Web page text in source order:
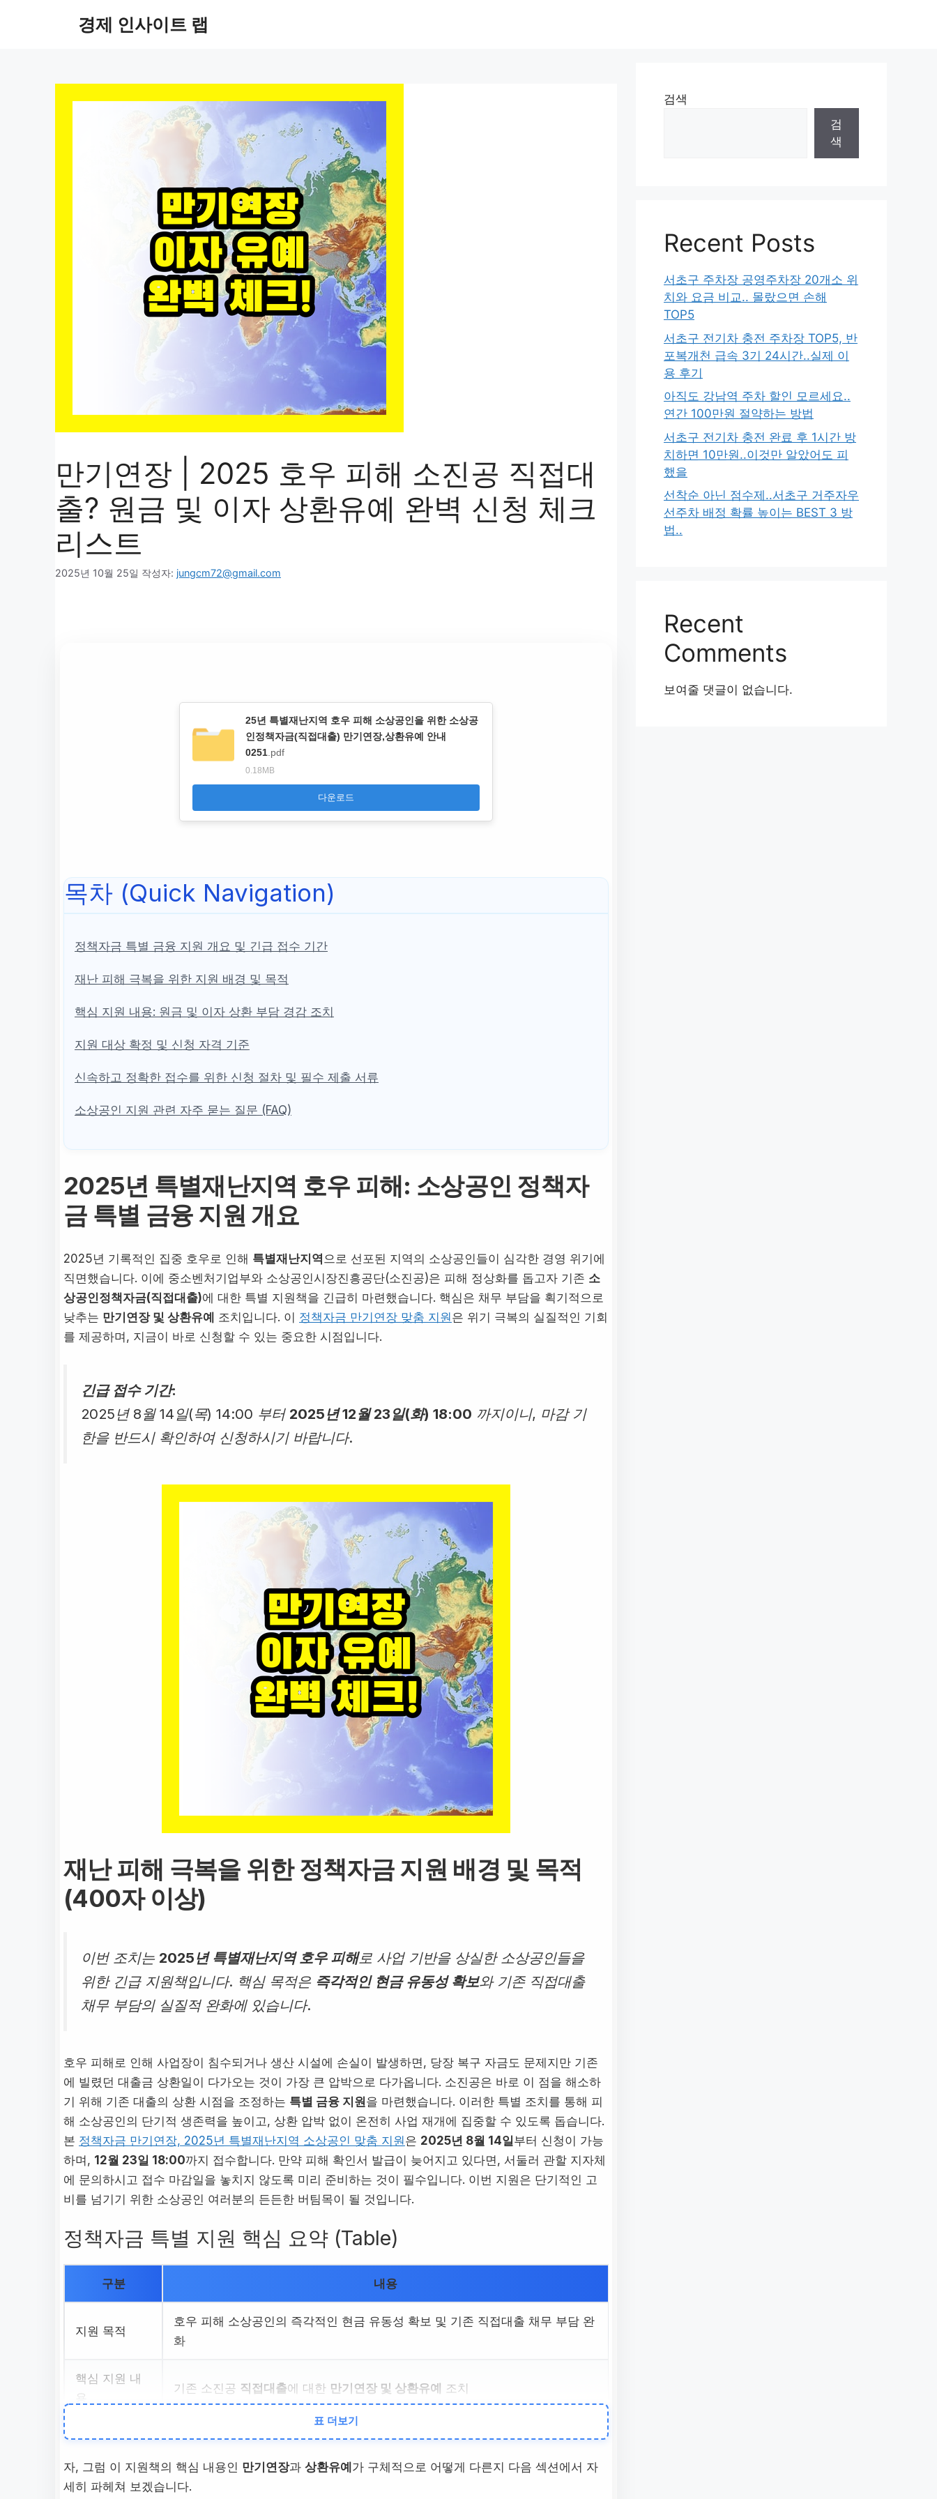
경제 인사이트 랩
만기연장 | 2025 호우 피해 소진공 직접대
출? 원금 및 이자 상환유예 완벽 신청 체크
리스트
2025년 10월 25일 작성자: jungcm72@gmail.com
25년 특별재난지역 호우 피해 소상공인을 위한 소상공
인정책자금(직접대출) 만기연장,상환유예 안내
0251 .pdf
0.18MB
다운로드
목차 (Quick Navigation)
정책자금 특별 금융 지원 개요 및 긴급 접수 기간
재난 피해 극복을 위한 지원 배경 및 목적
핵심 지원 내용: 원금 및 이자 상환 부담 경감 조치
지원 대상 확정 및 신청 자격 기준
신속하고 정확한 접수를 위한 신청 절차 및 필수 제출 서류
소상공인 지원 관련 자주 묻는 질문 (FAQ)
2025년 특별재난지역 호우 피해: 소상공인 정책자
금 특별 금융 지원 개요
2025년 기록적인 집중 호우로 인해 특별재난지역으로 선포된 지역의 소상공인들이 심각한 경영 위기에
직면했습니다. 이에 중소벤처기업부와 소상공인시장진흥공단(소진공)은 피해 정상화를 돕고자 기존 소
상공인정책자금(직접대출)에 대한 특별 지원책을 긴급히 마련했습니다. 핵심은 채무 부담을 획기적으로
낮추는 만기연장 및 상환유예 조치입니다. 이 정책자금 만기연장 맞춤 지원은 위기 극복의 실질적인 기회
를 제공하며, 지금이 바로 신청할 수 있는 중요한 시점입니다.
긴급 접수 기간:
2025년 8월 14일(목) 14:00 부터 2025년 12월 23일(화) 18:00 까지이니, 마감 기
한을 반드시 확인하여 신청하시기 바랍니다.
재난 피해 극복을 위한 정책자금 지원 배경 및 목적
(400자 이상)
이번 조치는 2025년 특별재난지역 호우 피해로 사업 기반을 상실한 소상공인들을
위한 긴급 지원책입니다. 핵심 목적은 즉각적인 현금 유동성 확보와 기존 직접대출
채무 부담의 실질적 완화에 있습니다.
호우 피해로 인해 사업장이 침수되거나 생산 시설에 손실이 발생하면, 당장 복구 자금도 문제지만 기존
에 빌렸던 대출금 상환일이 다가오는 것이 가장 큰 압박으로 다가옵니다. 소진공은 바로 이 점을 해소하
기 위해 기존 대출의 상환 시점을 조정하는 특별 금융 지원을 마련했습니다. 이러한 특별 조치를 통해 피
해 소상공인의 단기적 생존력을 높이고, 상환 압박 없이 온전히 사업 재개에 집중할 수 있도록 돕습니다.
본 정책자금 만기연장, 2025년 특별재난지역 소상공인 맞춤 지원은 2025년 8월 14일부터 신청이 가능
하며, 12월 23일 18:00까지 접수합니다. 만약 피해 확인서 발급이 늦어지고 있다면, 서둘러 관할 지자체
에 문의하시고 접수 마감일을 놓치지 않도록 미리 준비하는 것이 필수입니다. 이번 지원은 단기적인 고
비를 넘기기 위한 소상공인 여러분의 든든한 버팀목이 될 것입니다.
정책자금 특별 지원 핵심 요약 (Table)
구분 내용
지원 목적
호우 피해 소상공인의 즉각적인 현금 유동성 확보 및 기존 직접대출 채무 부담 완
화
핵심 지원 내
용
기존 소진공 직접대출에 대한 만기연장 및 상환유예 조치
긴급 신청 기
적용 대상 특별재난지역 내 사업장 소재 및 호우 피해 공식 확인 소상공인
표 더보기
자, 그럼 이 지원책의 핵심 내용인 만기연장과 상환유예 가 구체적으로 어떻게 다른지 다음 섹션에서 자
세히 파헤쳐 보겠습니다.
검색
검
색
Recent Posts
서초구 주차장 공영주차장 20개소 위
치와 요금 비교.. 몰랐으면 손해
TOP5
서초구 전기차 충전 주차장 TOP5, 반
포복개천 급속 3기 24시간..실제 이
용 후기
아직도 강남역 주차 할인 모르세요..
연간 100만원 절약하는 방법
서초구 전기차 충전 완료 후 1시간 방
치하면 10만원..이것만 알았어도 피
했을
선착순 아닌 점수제..서초구 거주자우
선주차 배정 확률 높이는 BEST 3 방
법..
Recent
Comments
보여줄 댓글이 없습니다.